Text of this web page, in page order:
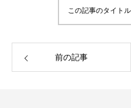
この記事のタイト
前の記事